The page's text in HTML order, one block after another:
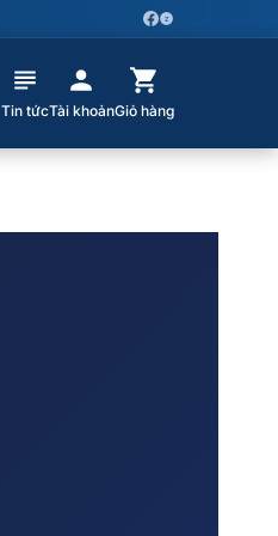
Z
Tin tứcTài khoảnGiỏ hàng